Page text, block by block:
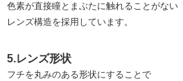
色素が直接瞳とまぶたに触れることがない
レンズ構造を採用しています。
5.レンズ形状
フチを丸みのある形状にすることで